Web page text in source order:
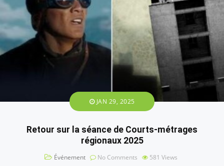
JAN 29, 2025
Retour sur la séance de Courts-métrages
régionaux 2025
Événement No Comments 581 Views